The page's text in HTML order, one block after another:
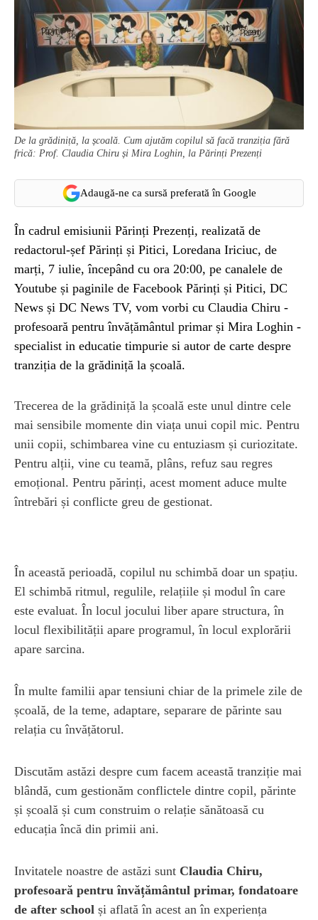
De la grădiniță, la școală. Cum ajutăm copilul să facă tranziția fără
frică: Prof. Claudia Chiru și Mira Loghin, la Părinți Prezenți
Adaugă-ne ca sursă preferată în Google
În cadrul emisiunii Părinți Prezenți, realizată de
redactorul-șef Părinți și Pitici, Loredana Iriciuc, de
marți, 7 iulie, începând cu ora 20:00, pe canalele de
Youtube și paginile de Facebook Părinți și Pitici, DC
News și DC News TV, vom vorbi cu Claudia Chiru -
profesoară pentru învățământul primar și Mira Loghin -
specialist in educatie timpurie si autor de carte despre
tranziția de la grădiniță la școală.
Trecerea de la grădiniță la școală este unul dintre cele
mai sensibile momente din viața unui copil mic. Pentru
unii copii, schimbarea vine cu entuziasm și curiozitate.
Pentru alții, vine cu teamă, plâns, refuz sau regres
emoțional. Pentru părinți, acest moment aduce multe
întrebări și conflicte greu de gestionat.
În această perioadă, copilul nu schimbă doar un spațiu.
El schimbă ritmul, regulile, relațiile și modul în care
este evaluat. În locul jocului liber apare structura, în
locul flexibilității apare programul, în locul explorării
apare sarcina.
În multe familii apar tensiuni chiar de la primele zile de
școală, de la teme, adaptare, separare de părinte sau
relația cu învățătorul.
Discutăm astăzi despre cum facem această tranziție mai
blândă, cum gestionăm conflictele dintre copil, părinte
și școală și cum construim o relație sănătoasă cu
educația încă din primii ani.
Invitatele noastre de astăzi sunt Claudia Chiru,
profesoară pentru învățământul primar, fondatoare
de after school și aflată în acest an în experiența